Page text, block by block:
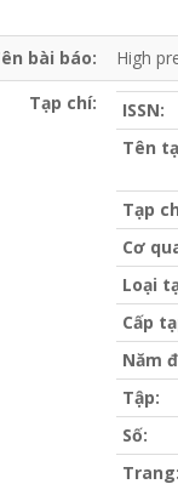
bài báo:
High
Tạp chí:
ISSN:
Tên
Tạp
Cơ
Loại
Cấp
Năm
Tập:
Số:
Trang: